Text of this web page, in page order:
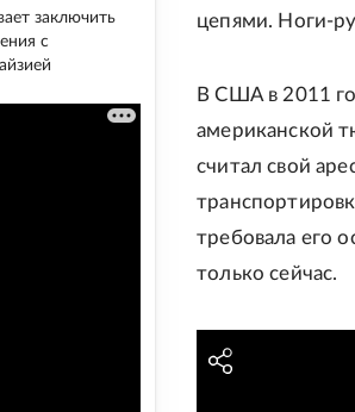
цепями. Ноги-
В США в 2011
американской
считал свой
требовала его
только сейчас.
заключить
с